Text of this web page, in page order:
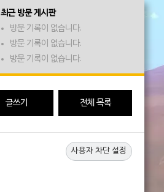
최근 방문 게시판
방문 기록이 없습니다.
방문 기록이 없습니다.
방문 기록이 없습니다.
글쓰기 전체 목록
사용자 차단 설정